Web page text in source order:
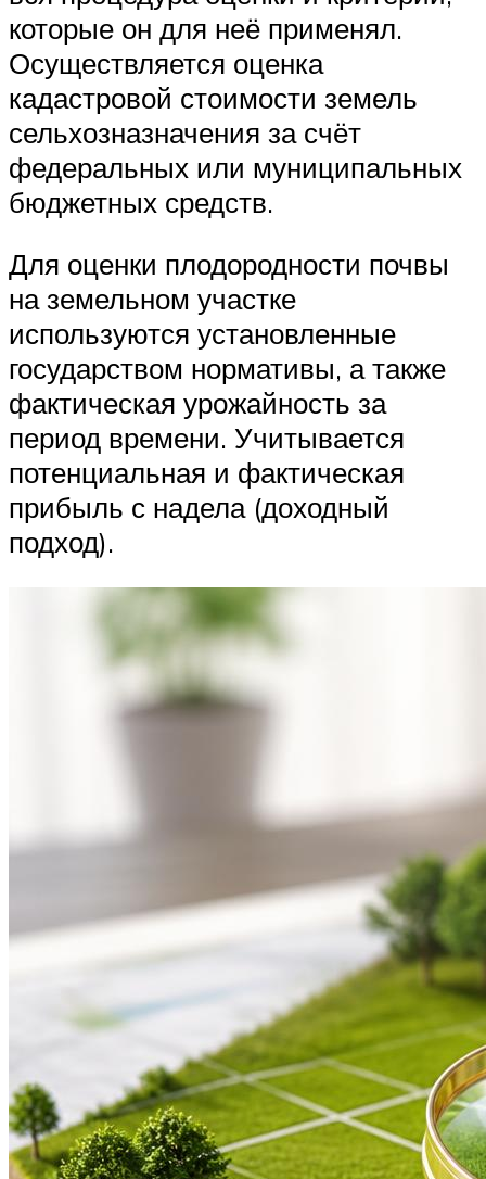
которые он для неё применял.
Осуществляется оценка
кадастровой стоимости земель
сельхозназначения за счёт
федеральных или муниципальных
бюджетных средств.
Для оценки плодородности почвы
на земельном участке
используются установленные
государством нормативы, а также
фактическая урожайность за
период времени. Учитывается
потенциальная и фактическая
прибыль с надела (доходный
подход).